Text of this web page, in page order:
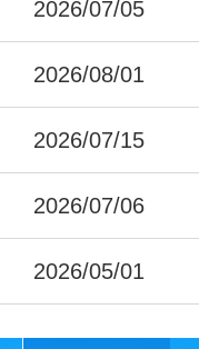
2026/07/05
2026/08/01
2026/07/15
2026/07/06
2026/05/01